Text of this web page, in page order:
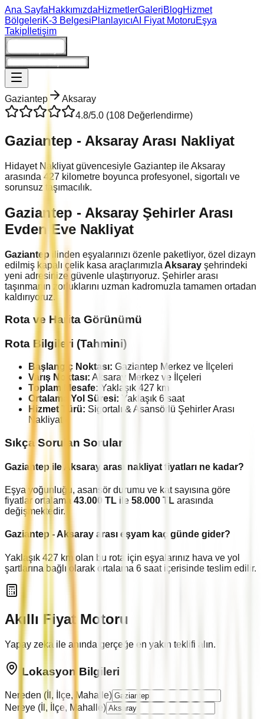
Ana SayfaHakkımızdaHizmetlerGaleriBlogHizmet
BölgeleriK-3 BelgesiPlanlayıcıAI Fiyat MotoruEşya
Takip İletişim
Gaziantep
Aksaray
4.8/5.0 (108 Değerlendirme)
Gaziantep - Aksaray Arası Nakliyat
Hidayet Nakliyat güvencesiyle Gaziantep ileAksaray
arasında 427 kilometre boyunca profesyonel, sigortalı ve
sorunsuz taşımacılık.
Gaziantep - Aksaray Şehirler Arası
Evden Eve Nakliyat
Gaziantep ilinden eşyalarınızı özenle paketliyor, özel dizayn
edilmiş kapalı çelik kasa araçlarımızla Aksaray şehrindeki
yeni adresinize güvenle ulaştırıyoruz. Şehirler arası
taşınmanın zorluklarını uzman kadromuzla tamamen ortadan
kaldırıyoruz.
Rota ve Harita Görünümü
Rota Bilgileri (Tahmini)
Başlangıç Noktası: Gaziantep Merkez ve İlçeleri
Varış Noktası: Aksaray Merkez ve İlçeleri
Toplam Mesafe: Yaklaşık 427 km
Ortalama Yol Süresi: Yaklaşık 6 saat
Hizmet Türü: Sigortalı & Asansörlü Şehirler Arası
Nakliyat
Sıkça Sorulan Sorular
Gaziantep ile Aksaray arası nakliyat fiyatları ne kadar?
Eşya yoğunluğu, asansör durumu ve kat sayısına göre
fiyatlar ortalama 43.000 TL ile 58.000 TL arasında
değişmektedir.
Gaziantep - Aksaray arası eşyam kaç günde gider?
Yaklaşık 427 km olan bu rota için eşyalarınız hava ve yol
şartlarına bağlı olarak ortalama 6 saat içerisinde teslim edilir.
Akıllı Fiyat Motoru
Yapay zeka ile anında gerçeğe en yakın teklifi alın.
Lokasyon Bilgileri
Nereden (İl, İlçe, Mahalle)
Nereye (İl, İlçe, Mahalle)